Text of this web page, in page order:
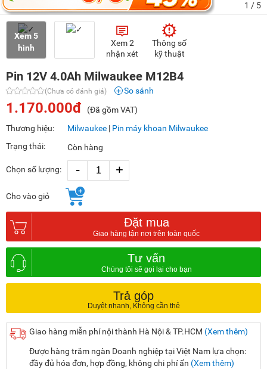
1 / 5
Xem 5
hình
Xem 2
nhận xét
Thông số
kỹ thuật
Pin 12V 4.0Ah Milwaukee M12B4
(Chưa có đánh giá) So sánh
1.170.000đ
(Đã gồm VAT)
Thương hiệu:
Milwaukee | Pin máy khoan Milwaukee
Trạng thái:
Còn hàng
Chọn số lượng: - +
Cho vào giỏ
Đặt mua
Tư vấn
Trả góp
Giao hàng miễn phí nội thành Hà Nội & TP.HCM (Xem thêm)
Được hàng trăm ngàn Doanh nghiệp tại Việt Nam lựa chọn:
đầy đủ hóa đơn, hợp đồng, không chi phí ẩn (Xem thêm)